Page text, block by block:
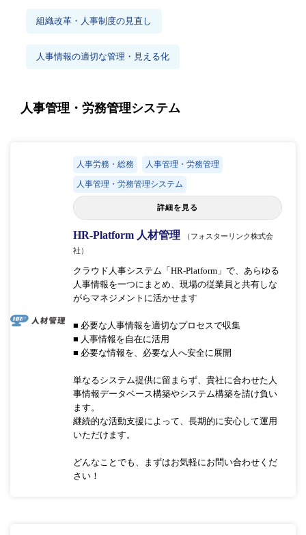
組織改革・人事制度の見直し
人事情報の適切な管理・見える化
人事管理・労務管理システム
人事労務・総務 人事管理・労務管理
人事管理・労務管理システム
詳細を見る
HR-Platform 人材管理
（フォスターリンク株式会
社）
クラウド人事システム「HR-Platform」で、あらゆる
人事情報を一つにまとめ、現場の従業員と共有しな
がらマネジメントに活かせます
■ 必要な人事情報を適切なプロセスで収集
■ 人事情報を自在に活用
■ 必要な情報を、必要な人へ安全に展開
単なるシステム提供に留まらず、貴社に合わせた人
事情報データベース構築やシステム構築を請け負い
ます。
継続的な活動支援によって、長期的に安心して運用
いただけます。
どんなことでも、まずはお気軽にお問い合わせくだ
さい！